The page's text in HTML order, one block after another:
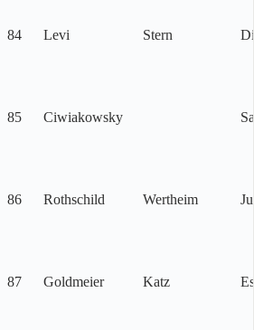
84 Levi Stern
85 Ciwiakowsky
86 Rothschild Wertheim
87 Goldmeier Katz